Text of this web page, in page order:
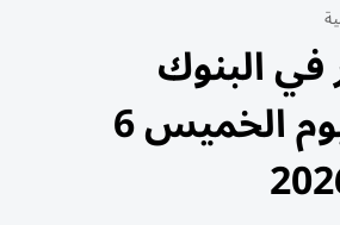
في البنوك
المصرية اليوم الخميس 6